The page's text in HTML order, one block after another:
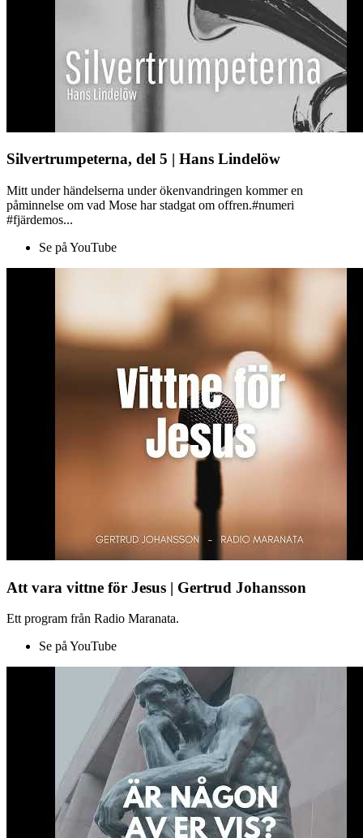
Silvertrumpeterna, del 5 | Hans Lindelöw
Mitt under händelserna under ökenvandringen kommer en
påminnelse om vad Mose har stadgat om offren.#numeri
#fjärdemos...
Se på YouTube
Att vara vittne för Jesus | Gertrud Johansson
Ett program från Radio Maranata.
Se på YouTube